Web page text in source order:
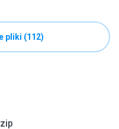
pliki (112)